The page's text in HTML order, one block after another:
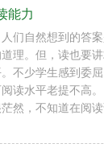
能力
们自然想到的答
理。但，读也要
不少学生感到委
读水平老提不高
然，不知道在阅